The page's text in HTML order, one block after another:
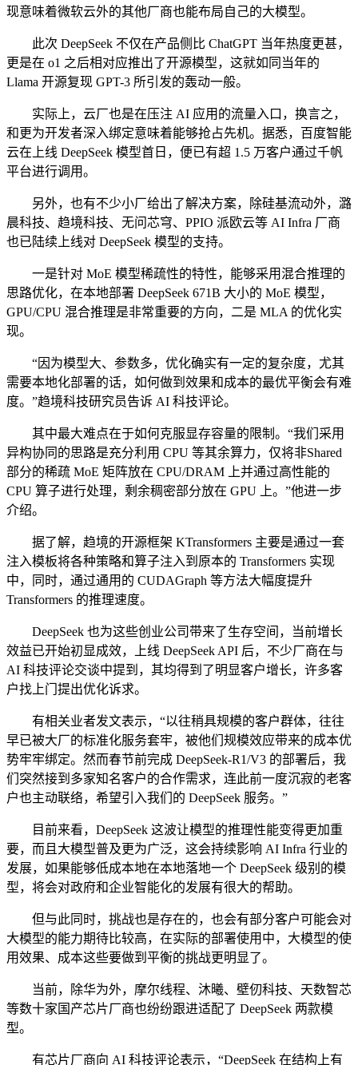
现意味着微软云外的其他厂商也能布局自己的大模型。
此次 DeepSeek 不仅在产品侧比 ChatGPT 当年热度更甚，
更是在 o1 之后相对应推出了开源模型，这就如同当年的
Llama 开源复现 GPT-3 所引发的轰动一般。
实际上，云厂也是在压注 AI 应用的流量入口，换言之，
和更为开发者深入绑定意味着能够抢占先机。据悉，百度智能
云在上线 DeepSeek 模型首日，便已有超 1.5 万客户通过千帆
平台进行调用。
另外，也有不少小厂给出了解决方案，除硅基流动外，潞
晨科技、趋境科技、无问芯穹、PPIO 派欧云等 AI Infra 厂商
也已陆续上线对 DeepSeek 模型的支持。
一是针对 MoE 模型稀疏性的特性，能够采用混合推理的
思路优化，在本地部署 DeepSeek 671B 大小的 MoE 模型，
GPU/CPU 混合推理是非常重要的方向，二是 MLA 的优化实
现。
“因为模型大、参数多，优化确实有一定的复杂度，尤其
需要本地化部署的话，如何做到效果和成本的最优平衡会有难
度。”趋境科技研究员告诉 AI 科技评论。
其中最大难点在于如何克服显存容量的限制。“我们采用
异构协同的思路是充分利用 CPU 等其余算力，仅将非Shared
部分的稀疏 MoE 矩阵放在 CPU/DRAM 上并通过高性能的
CPU 算子进行处理，剩余稠密部分放在 GPU 上。”他进一步
介绍。
据了解，趋境的开源框架 KTransformers 主要是通过一套
注入模板将各种策略和算子注入到原本的 Transformers 实现
中，同时，通过通用的 CUDAGraph 等方法大幅度提升
Transformers 的推理速度。
DeepSeek 也为这些创业公司带来了生存空间，当前增长
效益已开始初显成效，上线 DeepSeek API 后，不少厂商在与
AI 科技评论交谈中提到，其均得到了明显客户增长，许多客
户找上门提出优化诉求。
有相关业者发文表示，“以往稍具规模的客户群体，往往
早已被大厂的标准化服务套牢，被他们规模效应带来的成本优
势牢牢绑定。然而春节前完成 DeepSeek-R1/V3 的部署后，我
们突然接到多家知名客户的合作需求，连此前一度沉寂的老客
户也主动联络，希望引入我们的 DeepSeek 服务。”
目前来看，DeepSeek 这波让模型的推理性能变得更加重
要，而且大模型普及更为广泛，这会持续影响 AI Infra 行业的
发展，如果能够低成本地在本地落地一个 DeepSeek 级别的模
型，将会对政府和企业智能化的发展有很大的帮助。
但与此同时，挑战也是存在的，也会有部分客户可能会对
大模型的能力期待比较高，在实际的部署使用中，大模型的使
用效果、成本这些要做到平衡的挑战更明显了。
当前，除华为外，摩尔线程、沐曦、壁仞科技、天数智芯
等数十家国产芯片厂商也纷纷跟进适配了 DeepSeek 两款模
型。
有芯片厂商向 AI 科技评论表示，“DeepSeek 在结构上有